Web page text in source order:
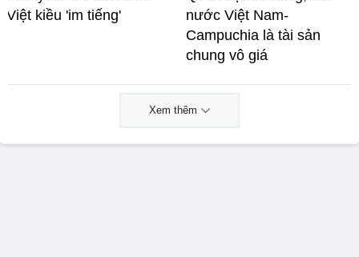
Việt kiều 'im tiếng'
nước Việt Nam-
Campuchia là tài sản
chung vô giá ​
Xem thêm